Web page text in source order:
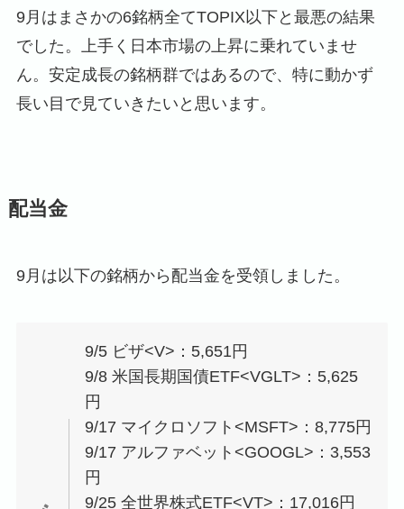
9月はまさかの6銘柄全てTOPIX以下と最悪の結果
でした。上手く日本市場の上昇に乗れていませ
ん。安定成長の銘柄群ではあるので、特に動かず
長い目で見ていきたいと思います。
配当金
9月は以下の銘柄から配当金を受領しました。
9/5 ビザ<V>：5,651円
9/8 米国長期国債ETF<VGLT>：5,625
円
9/17 マイクロソフト<MSFT>：8,775円
9/17 アルファベット<GOOGL>：3,553
円
9/25 全世界株式ETF<VT>：17,016円